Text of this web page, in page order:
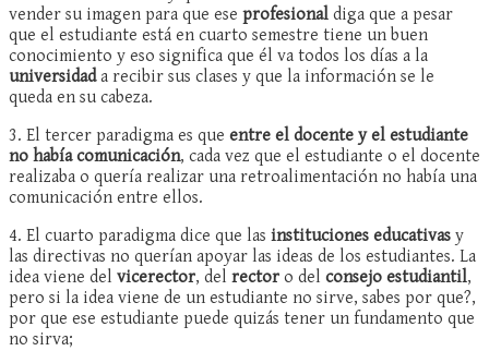
vender su imagen para que ese profesional diga que a pesar
que el estudiante está en cuarto semestre tiene un buen
conocimiento y eso significa que él va todos los días a la
universidada recibir sus clases y que la información se le
queda en su cabeza.
3. El tercer paradigma es que entre el docente y el estudiante
no había comunicación, cada vez que el estudiante o el docente
realizaba o quería realizar una retroalimentación no había una
comunicación entre ellos.
4. El cuarto paradigma dice que las instituciones educativas y
las directivas no querían apoyar las ideas de los estudiantes. La
idea viene del vicerector, del rector o del consejo estudiantil,
pero si la idea viene de un estudiante no sirve, sabes por que?,
por que ese estudiante puede quizás tener un fundamento que
no sirva;